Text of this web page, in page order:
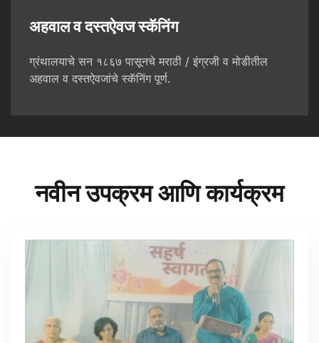
अहवाल व दस्तऐवज स्कॅनिंग
ग्रंथालयाचे सन १८६७ पासूनचे मराठी / इंग्रजी व मोडीतील
अहवाल व दस्तऐवजांचे स्कॅनिंग पूर्ण.
नवीन उपक्रम आणि कार्यक्रम